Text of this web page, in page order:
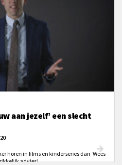
aan jezelf’ een slecht
horen in films en kinderseries dan ‘Wees
advies!